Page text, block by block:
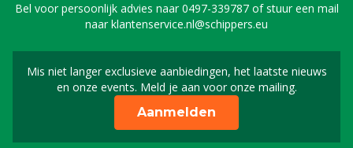
Bel voor persoonlijk advies naar0497-339787of stuur een mail
naarklantenservice.nl@schippers.eu
Mis niet langer exclusieve aanbiedingen, het laatste nieuws
en onze events. Meld je aan voor onze mailing.
Schrijf je in voor onze
Aanmelden